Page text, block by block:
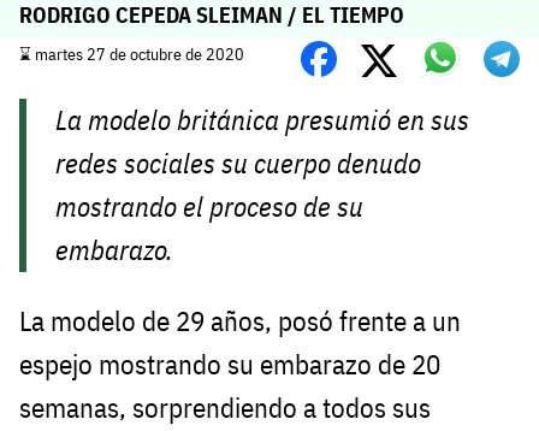
RODRIGO CEPEDA SLEIMAN / EL TIEMPO
⌛️ martes 27 de octubre de 2020
La modelo británica presumió en sus
redes sociales su cuerpo denudo
mostrando el proceso de su
embarazo.
La modelo de 29 años, posó frente a un
espejo mostrando su embarazo de 20
semanas, sorprendiendo a todos sus